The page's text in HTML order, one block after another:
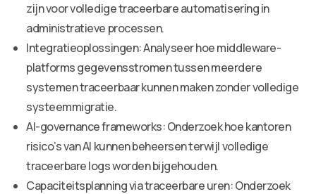
zijn voor volledige traceerbare automatisering in
administratieve processen.
Integratieoplossingen: Analyseer hoe middleware-
platforms gegevensstromen tussen meerdere
systemen traceerbaar kunnen maken zonder volledige
systeemmigratie.
AI-governance frameworks: Onderzoek hoe kantoren
risico’s van AI kunnen beheersen terwijl volledige
traceerbare logs worden bijgehouden.
Capaciteitsplanning via traceerbare uren: Onderzoek